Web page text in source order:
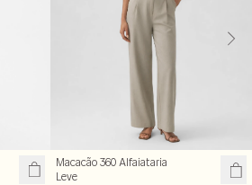
Macacão 360 Alfaiataria
Leve